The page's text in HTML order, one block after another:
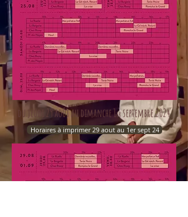
du jeudi 29 août au dimanche 1erseptembre 2024
Horaires à imprimer 29 aout au 1er sept 24